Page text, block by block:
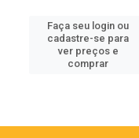
Faça seu login ou
cadastre-se para
ver preços e
comprar